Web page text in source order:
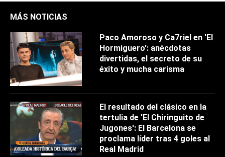
MÁS NOTICIAS
Paco Amoroso y Ca7riel en 'El
Hormiguero': anécdotas
divertidas, el secreto de su
éxito y mucha carisma
El resultado del clásico en la
tertulia de 'El Chiringuito de
Jugones': El Barcelona se
proclama líder tras 4 goles al
Real Madrid